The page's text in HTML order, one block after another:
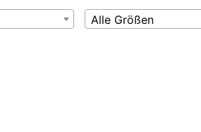
Alle Größen